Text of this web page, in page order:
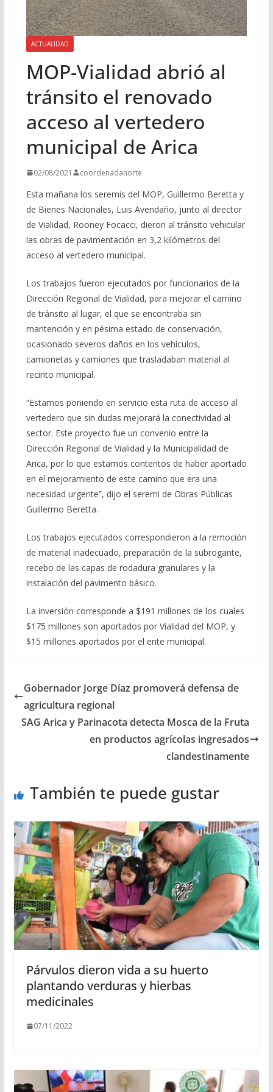
ACTUALIDAD
MOP-Vialidad abrió al
tránsito el renovado
acceso al vertedero
municipal de Arica
02/08/2021 coordenadanorte
Esta mañana los seremis del MOP, Guillermo Beretta y
de Bienes Nacionales, Luis Avendaño, junto al director
de Vialidad, Rooney Focacci, dieron al tránsito vehicular
las obras de pavimentación en 3,2 kilómetros del
acceso al vertedero municipal.
Los trabajos fueron ejecutados por funcionarios de la
Dirección Regional de Vialidad, para mejorar el camino
de tránsito al lugar, el que se encontraba sin
mantención y en pésima estado de conservación,
ocasionado severos daños en los vehículos,
camionetas y camiones que trasladaban material al
recinto municipal.
“Estamos poniendo en servicio esta ruta de acceso al
vertedero que sin dudas mejorará la conectividad al
sector. Este proyecto fue un convenio entre la
Dirección Regional de Vialidad y la Municipalidad de
Arica, por lo que estamos contentos de haber aportado
en el mejoramiento de este camino que era una
necesidad urgente”, dijo el seremi de Obras Públicas
Guillermo Beretta.
Los trabajos ejecutados correspondieron a la remoción
de material inadecuado, preparación de la subrogante,
recebo de las capas de rodadura granulares y la
instalación del pavimento básico.
La inversión corresponde a $191 millones de los cuales
$175 millones son aportados por Vialidad del MOP, y
$15 millones aportados por el ente municipal.
Gobernador Jorge Díaz promoverá defensa de
agricultura regional
SAG Arica y Parinacota detecta Mosca de la Fruta
en productos agrícolas ingresados
clandestinamente
También te puede gustar
Párvulos dieron vida a su huerto
plantando verduras y hierbas
medicinales
07/11/2022